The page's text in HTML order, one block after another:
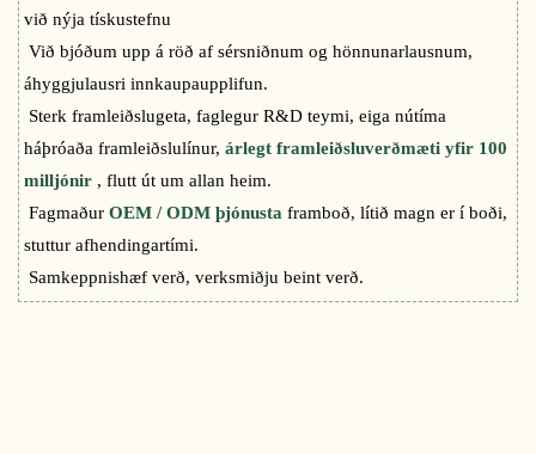
við nýja tískustefnu
Við bjóðum upp á röð af sérsniðnum og hönnunarlausnum,
áhyggjulausri innkaupaupplifun.
Sterk framleiðslugeta, faglegur R&D teymi, eiga nútíma
háþróaða framleiðslulínur,árlegt framleiðsluverðmæti yfir 100
milljónir , flutt út um allan heim.
FagmaðurOEM / ODM þjónustaframboð, lítið magn er í boði,
stuttur afhendingartími.
Samkeppnishæf verð, verksmiðju beint verð.